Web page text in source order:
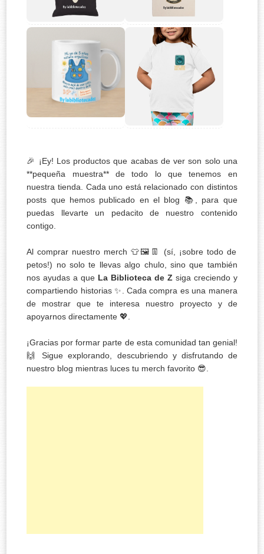
🎉 ¡Ey! Los productos que acabas de ver son solo una
**pequeña muestra** de todo lo que tenemos en
nuestra tienda. Cada uno está relacionado con distintos
posts que hemos publicado en el blog 📚, para que
puedas llevarte un pedacito de nuestro contenido
contigo.
Al comprar nuestro merch 👕🖼️👖 (sí, ¡sobre todo de
petos!) no solo te llevas algo chulo, sino que también
nos ayudas a que La Biblioteca de Z siga creciendo y
compartiendo historias ✨. Cada compra es una manera
de mostrar que te interesa nuestro proyecto y de
apoyarnos directamente 💖.
¡Gracias por formar parte de esta comunidad tan genial!
🙌 Sigue explorando, descubriendo y disfrutando de
nuestro blog mientras luces tu merch favorito 😎.